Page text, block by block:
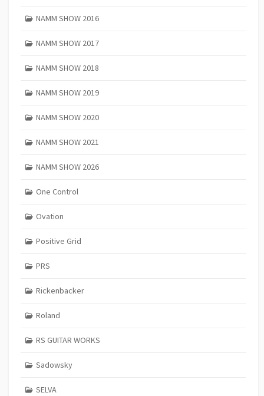
NAMM SHOW 2016
NAMM SHOW 2017
NAMM SHOW 2018
NAMM SHOW 2019
NAMM SHOW 2020
NAMM SHOW 2021
NAMM SHOW 2026
One Control
Ovation
Positive Grid
PRS
Rickenbacker
Roland
RS GUITAR WORKS
Sadowsky
SELVA